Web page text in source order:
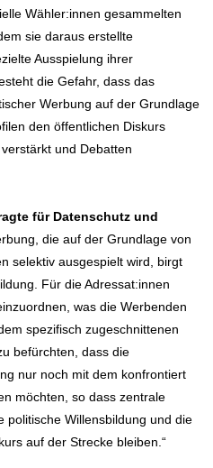
Wähler:innen gesammelten
sie daraus erstellte
Ausspielung ihrer
die Gefahr, dass das
Werbung auf der Grundlage
den öffentlichen Diskurs
und Debatten
für Datenschutz und
die auf der Grundlage von
selektiv ausgespielt wird, birgt
Für die Adressat:innen
was die Werbenden
spezifisch zugeschnittenen
befürchten, dass die
nur noch mit dem konfrontiert
möchten, so dass zentrale
politische Willensbildung und die
auf der Strecke bleiben.“